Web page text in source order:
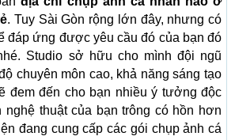
. Tuy Sài Gòn rộng lớn đây, nhưng có
đáp ứng được yêu cầu đó của bạn đó
Studio sở hữu cho mình đội ngũ
chuyên môn cao, khả năng sáng tạo
đem đến cho bạn nhiều ý tưởng độc
nghệ thuật của bạn trông có hồn hơn
đang cung cấp các gói chụp ảnh cá